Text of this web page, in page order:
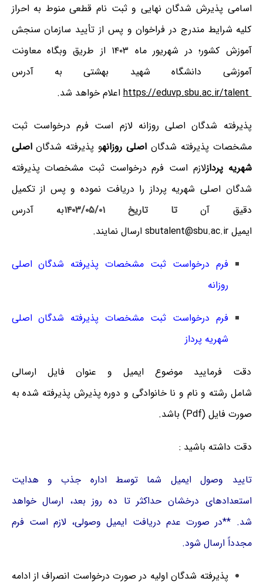
اسامی پذیرش شدگان نهایی و ثبت نام قطعی منوط به احراز
کلیه شرایط مندرج در فراخوان و پس از تأیید سازمان سنجش
آموزش کشور؛ در شهریور ماه ۱۴۰۳ از طریق وبگاه معاونت
آموزشی دانشگاه شهید بهشتی به آدرس
https://eduvp.sbu.ac.ir/talent اعلام خواهد شد.
پذیرفته‌‍ شدگان اصلی روزانه لازم است فرم درخواست ثبت
مشخصات پذیرفته شدگان اصلی روزانهو پذیرفته‌ شدگاناصلی
شهریه‌ پردازلازم است فرم درخواست ثبت مشخصاتپذیرفته
شدگان اصلی شهریه‌ پرداز را دریافت نموده و پس از تکمیل
دقیق آنتا تاریخ ۱۴۰۳/۰۵/۰۱به آدرس
ایمیلsbutalent@sbu.ac.ir ارسال نمایند.
فرم درخواست ثبت مشخصات پذیرفته شدگان اصلی
روزانه
فرم درخواست ثبت مشخصات پذیرفته شدگان اصلی
شهریه‌ پرداز
دقت فرمایید موضوع ایمیل و عنوان فایل ارسالی
شامل رشته و نام و نا خانوادگی و دوره پذیرش پذیرفته شده به
صورت فایل(Pdf) باشد.
دقت داشته باشید :
تایید وصول ایمیل شما توسط اداره جذب و هدایت
استعدادهای درخشان حداکثر تا ده روز بعد، ارسال خواهد
شد. **در صورت عدم دریافت ایمیل وصولی، لازم است فرم
مجدداً ارسال شود.
پذیرفته شدگان اولیه در صورت درخواست انصرافاز ادامه